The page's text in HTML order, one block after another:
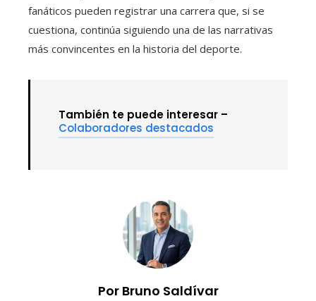
fanáticos pueden registrar una carrera que, si se
cuestiona, continúa siguiendo una de las narrativas
más convincentes en la historia del deporte.
También te puede interesar –
Colaboradores destacados
Por Bruno Saldívar